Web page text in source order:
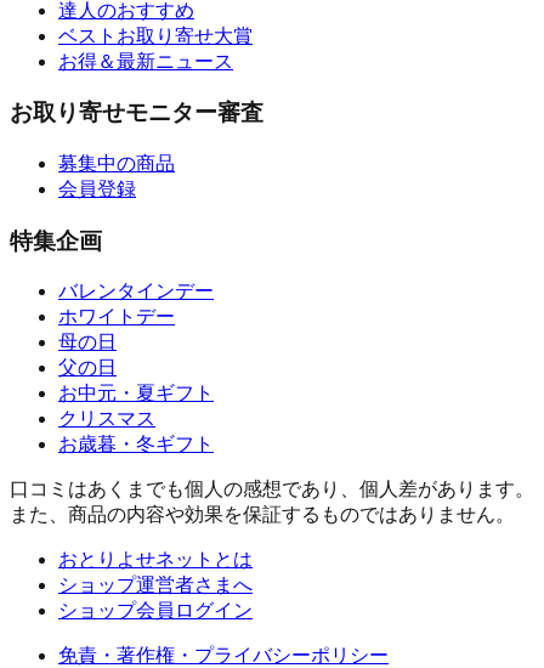
達人のおすすめ
ベストお取り寄せ大賞
お得＆最新ニュース
お取り寄せモニター審査
募集中の商品
会員登録
特集企画
バレンタインデー
ホワイトデー
母の日
父の日
お中元・夏ギフト
クリスマス
お歳暮・冬ギフト
口コミはあくまでも個人の感想であり、個人差があります。
また、商品の内容や効果を保証するものではありません。
おとりよせネットとは
ショップ運営者さまへ
ショップ会員ログイン
免責・著作権・プライバシーポリシー